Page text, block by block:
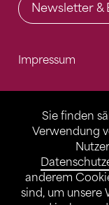
Sie finden
Verwendung
anderem
sind, um unsere
Newsletter &
Impressum